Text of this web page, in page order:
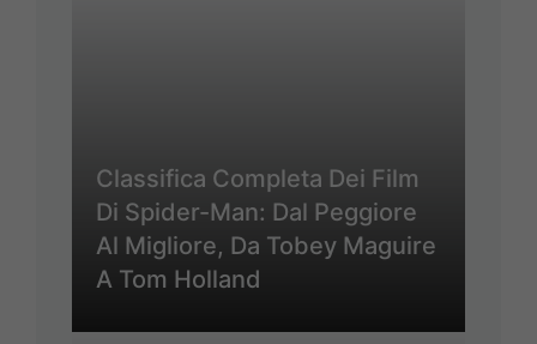
Classifica Completa Dei Film
Di Spider-Man: Dal Peggiore
Al Migliore, Da Tobey Maguire
A Tom Holland